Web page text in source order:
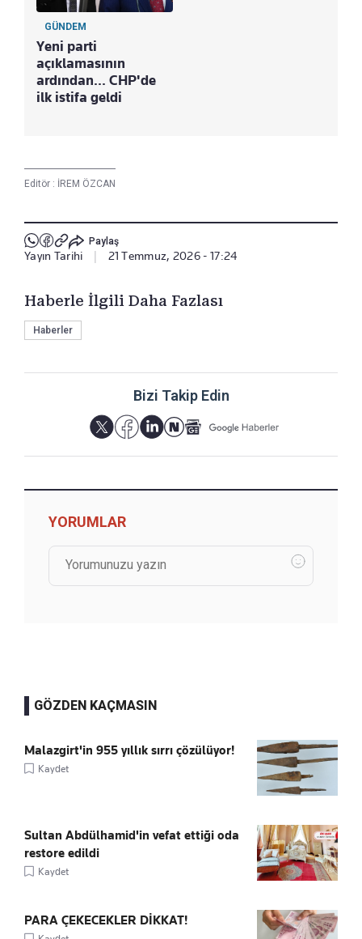
GÜNDEM
Yeni parti
açıklamasının
ardından... CHP'de
ilk istifa geldi
Editör : İREM ÖZCAN
Paylaş
Yayın Tarihi 21 Temmuz, 2026 - 17:24
Haberle İlgili Daha Fazlası
Haberler
Bizi Takip Edin
YORUMLAR
GÖZDEN KAÇMASIN
Malazgirt'in 955 yıllık sırrı çözülüyor!
Kaydet
Sultan Abdülhamid'in vefat ettiği oda
restore edildi
Kaydet
PARA ÇEKECEKLER DİKKAT!